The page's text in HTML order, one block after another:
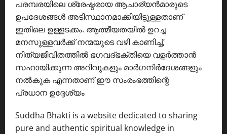
പരമ്പരയിലെ ശ്രേഷ്ഠരായ ആചാര്യൻമാരുടെ
ഉപദേശങ്ങൾ അടിസ്ഥാനമാക്കിയിട്ടുള്ളതാണ്
ഇതിലെ ഉള്ളടക്കം. ആത്മീയതയിൽ ഉറച്ച
മനസുള്ളവർക്ക് നന്മയുടെ വഴി കാണിച്ച്,
നിത്യജീവിതത്തിൽ ഭഗവദ്ഭക്തിയെ വളർത്താൻ
സഹായിക്കുന്ന അറിവുകളും മാർഗനിർദേശങ്ങളും
നൽകുക എന്നതാണ് ഈ സംരംഭത്തിന്റെ
പ്രധാന ഉദ്ദേശ്യം
Suddha Bhakti is a website dedicated to sharing
pure and authentic spiritual knowledge in